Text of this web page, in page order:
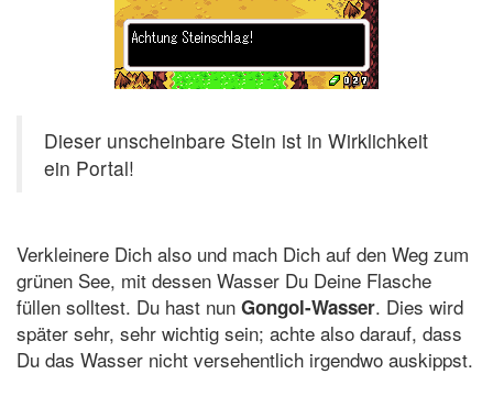
Dieser unscheinbare Stein ist in Wirklichkeit
ein Portal!
Verkleinere Dich also und mach Dich auf den Weg zum
grünen See, mit dessen Wasser Du Deine Flasche
füllen solltest. Du hast nun Gongol-Wasser. Dies wird
später sehr, sehr wichtig sein; achte also darauf, dass
Du das Wasser nicht versehentlich irgendwo auskippst.